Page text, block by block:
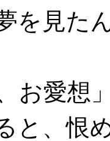
を見た
お愛想
と、恨